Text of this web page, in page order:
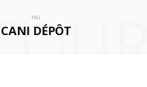
TAG
CANI DÉPÔT